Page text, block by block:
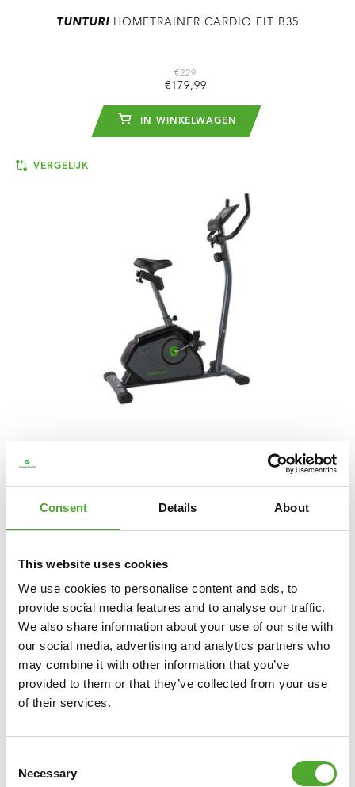
Consent Details About
This website uses cookies
We use cookies to personalise content and ads, to
provide social media features and to analyse our traffic.
We also share information about your use of our site with
our social media, advertising and analytics partners who
may combine it with other information that you’ve
provided to them or that they’ve collected from your use
of their services.
Selection
Necessary
TUNTURI HOMETRAINER CARDIO FIT B35
€229
€179,99
IN WINKELWAGEN
VERGELIJK
€269
€199
VERGELIJK